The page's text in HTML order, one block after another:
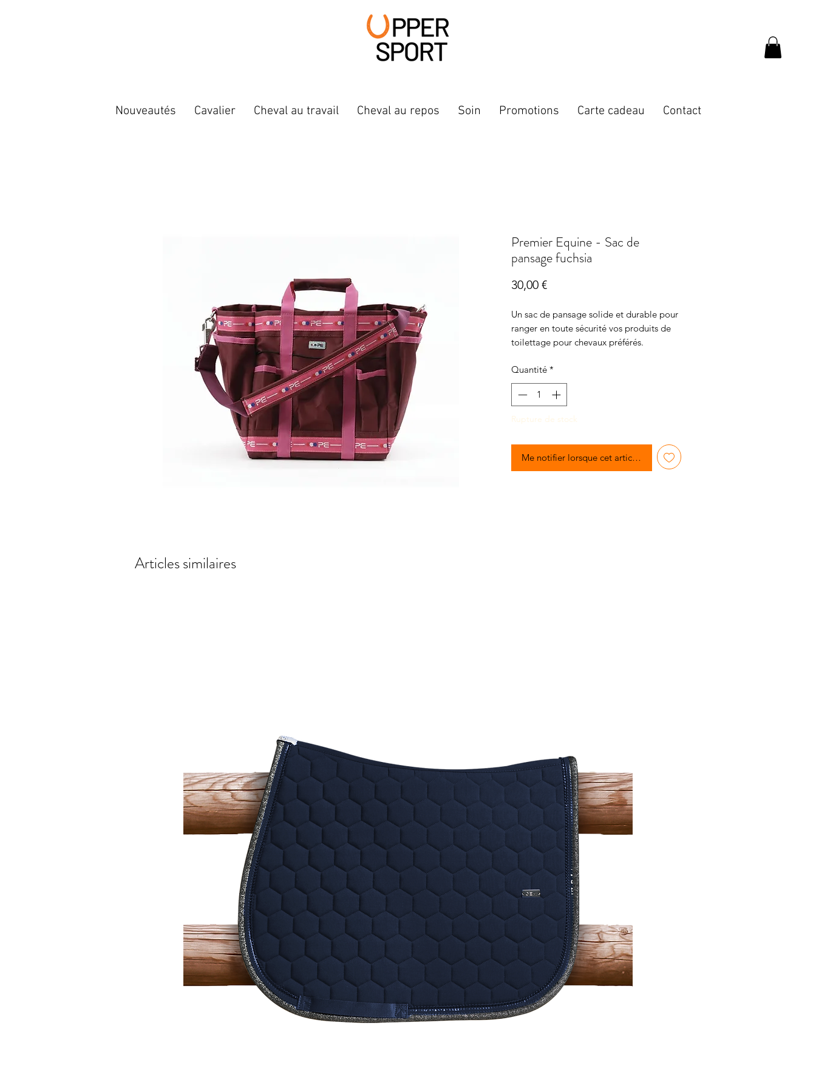
Nouveautés Cavalier Cheval au travail Cheval au repos Soin Promotions Carte cadeau Contact
Premier Equine - Sac de
pansage fuchsia
30,00 €Prix
Un sac de pansage solide et durable pour
ranger en toute sécurité vos produits de
toilettage pour chevaux préférés.
rangement et des sangles de transport
ainsi que la marque «PE».
Quantité *
Rupture de stock
Me notifier lorsque cet article est disponible
Articles similaires